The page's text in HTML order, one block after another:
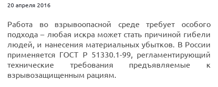
20 апреля 2016
Работа во взрывоопасной среде требует особого
подхода – любая искра может стать причиной гибели
людей, и нанесения материальных убытков. В России
применяется ГОСТ Р 51330.1-99, регламентирующий
технические требования предъявляемые к
взрывозащищенным рациям.